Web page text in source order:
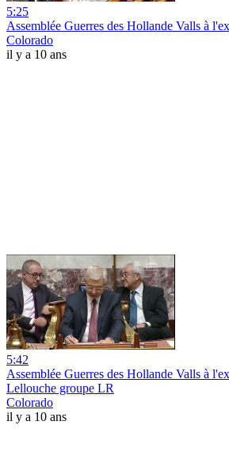
5:25
Assemblée Guerres des Hollande Valls à
Colorado
il y a 10 ans
5:42
Assemblée Guerres des Hollande Valls à
Lellouche groupe LR
Colorado
il y a 10 ans